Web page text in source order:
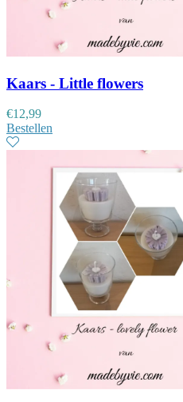
Kaars - Little flowers
€12,99
Bestellen